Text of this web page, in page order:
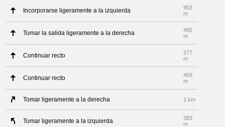
Incorporarse ligeramente a la izquierda
903
m
Tomar la salida ligeramente a la derecha
455
m
Continuar recto
277
m
Continuar recto
458
m
Tomar ligeramente a la derecha 1 km
Tomar ligeramente a la izquierda
383
m